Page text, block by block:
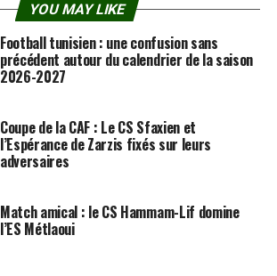
YOU MAY LIKE
Football tunisien : une confusion sans
précédent autour du calendrier de la saison
2026-2027
Coupe de la CAF : Le CS Sfaxien et
l’Espérance de Zarzis fixés sur leurs
adversaires
Match amical : le CS Hammam-Lif domine
l’ES Métlaoui